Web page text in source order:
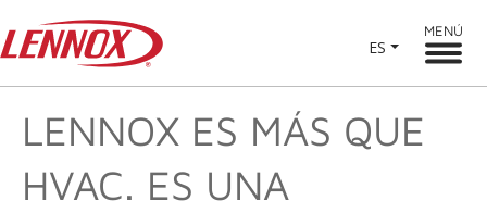
ES
MENÚ
LENNOX ES MÁS QUE
HVAC. ES UNA